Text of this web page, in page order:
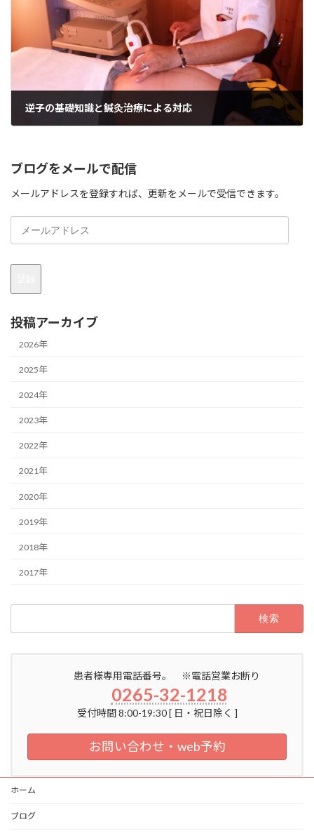
逆子の基礎知識と鍼灸治療による対応
ブログをメールで配信
メールアドレスを登録すれば、更新をメールで受信できます。
ス
投稿アーカイブ
2026年
2025年
2024年
2023年
2022年
2021年
2020年
2019年
2018年
2017年
患者様専用電話番号。 ※電話営業お断り
0265-32-1218
受付時間 8:00-19:30 [ 日・祝日除く ]
お問い合わせ・web予約
ホーム
ブログ